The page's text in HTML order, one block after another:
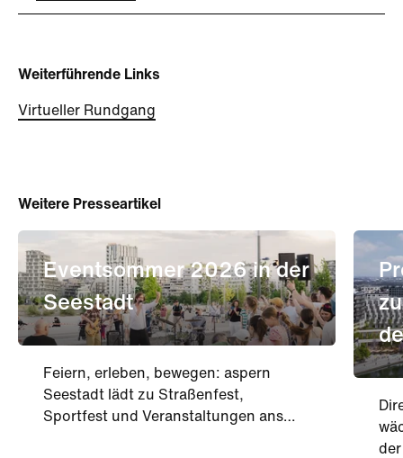
Weiterführende Links
Virtueller Rundgang
Weitere Presseartikel
Eventsommer 2026 in der
Seestadt
Feiern, erleben, bewegen: aspern
Seestadt lädt zu Straßenfest,
Sportfest und Veranstaltungen ans